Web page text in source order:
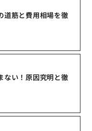
筋と費用相場を徹
ない！原因究明と徹